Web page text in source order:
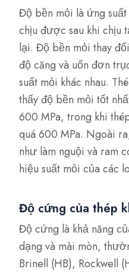
Độ bền mỏi là ứng
chịu được sau khi chịu
lại. Độ bền mỏi thay
độ căng và uốn đơn
suất mỏi khác nhau.
thấy độ bền mỏi tốt
600 MPa, trong khi
quá 600 MPa. Ngoài
như làm nguội và ram
hiệu suất mỏi của các
Độ cứng của thép
Độ cứng là khả năng
dạng và mài mòn,
Brinell (HB), Rockwell